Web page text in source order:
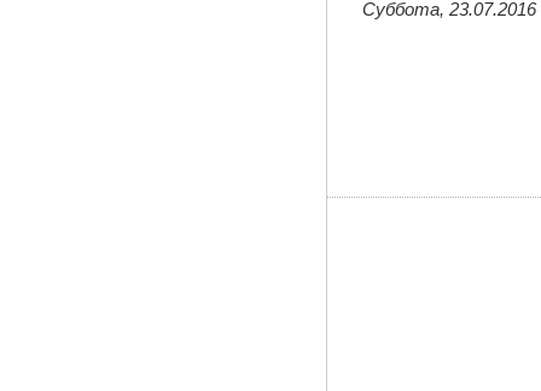
Суббота, 23.07.2016